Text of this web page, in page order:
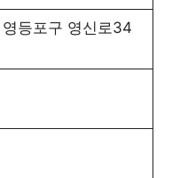
등포구 영신로34